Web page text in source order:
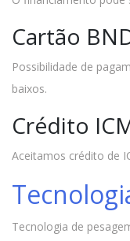
Cartão
Possibilidade de
baixos.
Crédito
Aceitamos crédito de
Tecnologia de